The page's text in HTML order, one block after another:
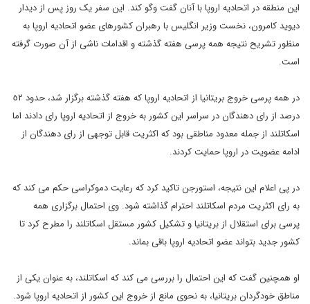
این منطقه در اتحادیه اروپا با آنان گفت وگو کند. این سفر یک روز پس از دیدار
دیوید کامرون، نخست وزیر انگلیس با رهبران کشورهای عضو اتحادیه اروپا به
منظور تشریح نتیجه همه پرسی هفته گذشته و اقدامات ناشی از آن صورت گرفته
است.
در همه پرسی خروج بریتانیا از اتحادیه اروپا که هفته گذشته برگزار شد، حدود ٥٢
درصد از رای دهندگان در سراسر این کشور به خروج از اتحادیه اروپا رای دادند اما
اسکاتلند از جمله معدود مناطقی بود که اکثریت قابل توجهی از رای دهندگان از
ادامه عضویت در اروپا حمایت کردند.
در پی اعلام این نتیجه، استورجن تاکید کرد که رعایت دموکراسی حکم می کند که
به رای اکثریت مردم اسکاتلند احترام گذاشته شود. وی احتمال برگزاری همه
پرسی برای استقلال از بریتانیا و تشکیل کشور مستقل اسکاتلند را مطرح کرد تا
کشور جدید بتواند عضو اتحادیه اروپا باقی بماند.
او همچنین گفت که این احتمال را بررسی می کند که اسکاتلند، به عنوان یکی از
مناطق خودگردان بریتانیا، به نحوی مانع از خروج این کشور از اتحادیه اروپا شود.